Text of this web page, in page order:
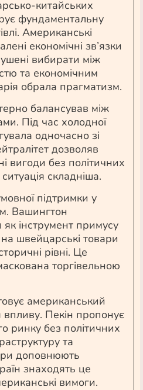
китайських
фундаментальну
Американські
економічні зв’язки
вибирати між
та економічним
обрала прагматизм.
балансував між
Під час холодної
одночасно зі
дозволяв
вигоди без політичних
складніша.
підтримки у
Вашингтон
інструмент примусу
швейцарські товари
рівні. Це
торгівельною
американський
Пекін пропонує
ринку без політичних
та
доповнюють
знаходять це
вимоги.